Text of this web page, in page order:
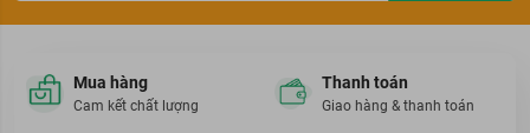
Mua hàng
Cam kết chất lượng
Thanh toán
Giao hàng & thanh toán